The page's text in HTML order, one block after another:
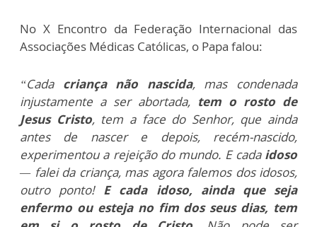
No X Encontro da Federação Internacional das
Associações Médicas Católicas, o Papa falou:
“Cadacriança não nascida, mas condenada
injustamente a ser abortada, tem o rosto de
Jesus Cristo, tem a face do Senhor, que ainda
antes de nascer e depois, recém-nascido,
experimentou a rejeição do mundo. E cada idoso
— falei da criança, mas agora falemos dos idosos,
outro ponto! E cada idoso, ainda que seja
enfermo ou esteja no fim dos seus dias, tem